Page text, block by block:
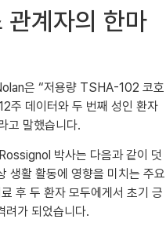
관계자의 한마
은 “저용량 TSHA-102 코호
주 데이터와 두 번째 성인 환자
고 말했습니다.
박사는 다음과 같이 덧
생활 활동에 영향을 미치는 주요
후 두 환자 모두에게서 초기 긍
려가 되었습니다.